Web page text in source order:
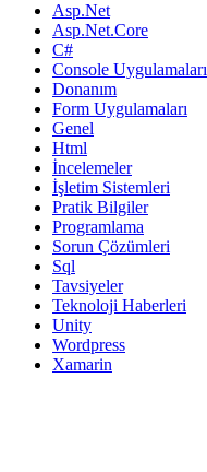
Asp.Net
Asp.Net.Core
C#
Console Uygulamaları
Donanım
Form Uygulamaları
Genel
Html
İncelemeler
İşletim Sistemleri
Pratik Bilgiler
Programlama
Sorun Çözümleri
Sql
Tavsiyeler
Teknoloji Haberleri
Unity
Wordpress
Xamarin